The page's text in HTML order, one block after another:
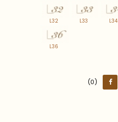
L32 L33 L34
L36
(0)